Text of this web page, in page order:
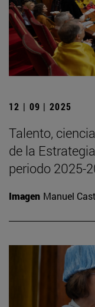
12 | 09 | 2025
Talento,
de la
periodo 2025-
Imagen Manuel